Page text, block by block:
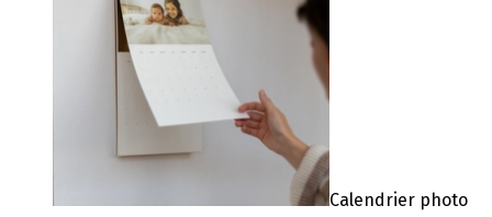
Calendrier photo